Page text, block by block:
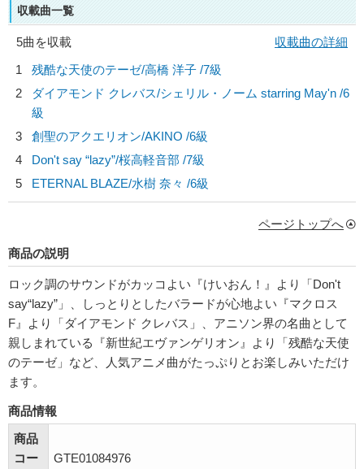
収載曲一覧
5曲を収載
収載曲の詳細
1
残酷な天使のテーゼ/高橋 洋子 /7級
2
ダイアモンド クレバス/シェリル・ノーム starring May'n /6
級
3
創聖のアクエリオン/AKINO /6級
4
Don't say “lazy”/桜高軽音部 /7級
5
ETERNAL BLAZE/水樹 奈々 /6級
ページトップへ
商品の説明
ロック調のサウンドがカッコよい『けいおん！』より「Don't
say“lazy”」、しっとりとしたバラードが心地よい『マクロス
F』より「ダイアモンド クレバス」、アニソン界の名曲として
親しまれている『新世紀エヴァンゲリオン』より「残酷な天使
のテーゼ」など、人気アニメ曲がたっぷりとお楽しみいただけ
ます。
商品情報
商品
コー
GTE01084976